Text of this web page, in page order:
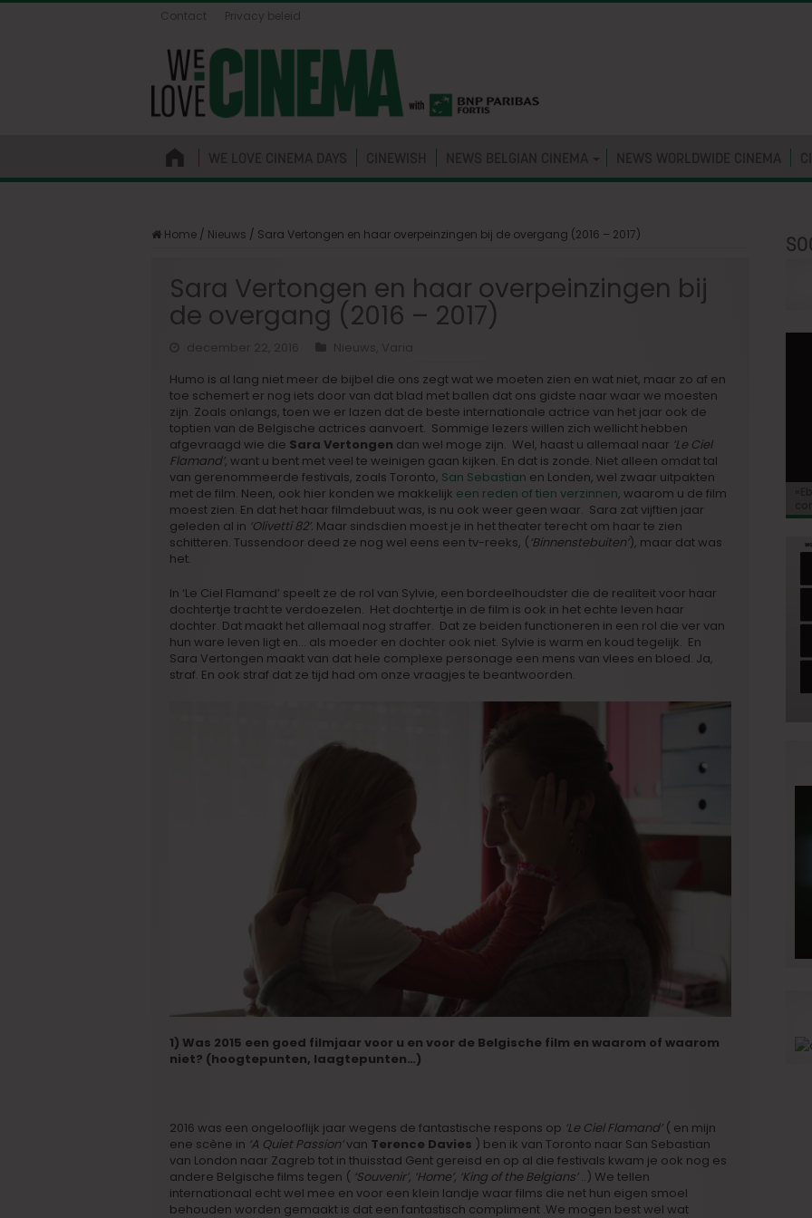
Contact Privacy beleid
WE LOVE CINEMA DAYS CINEWISH NEWS BELGIAN CINEMA NEWS WORLDWIDE CINEMA
Home / Nieuws / Sara Vertongen en haar overpeinzingen bij de overgang (2016 – 2017)
Sara Vertongen en haar overpeinzingen bij
de overgang (2016 – 2017)
Varia
Humo is al lang niet meer de bijbel die ons zegt wat we moeten zien en wat niet, maar zo af en
toe schemert er nog iets door van dat blad met ballen dat ons gidste naar waar we moesten
zijn. Zoals onlangs, toen we er lazen dat de beste internationale actrice van het jaar ook de
toptien van de Belgische actrices aanvoert. Sommige lezers willen zich wellicht hebben
afgevraagd wie die Sara Vertongen dan wel moge zijn. Wel, haast u allemaal naar ‘Le Ciel
Flamand’, want u bent met veel te weinigen gaan kijken. En dat is zonde. Niet alleen omdat tal
van gerenommeerde festivals, zoals Toronto, San Sebastian en Londen, wel zwaar uitpakten
met de film. Neen, ook hier konden we makkelijk een reden of tien verzinnen, waarom u de film
moest zien. En dat het haar filmdebuut was, is nu ook weer geen waar. Sara zat vijftien jaar
geleden al in ‘Olivetti 82’. Maar sindsdien moest je in het theater terecht om haar te zien
schitteren. Tussendoor deed ze nog wel eens een tv-reeks, (‘Binnenstebuiten’), maar dat was
het.
In ‘Le Ciel Flamand’ speelt ze de rol van Sylvie, een bordeelhoudster die de realiteit voor haar
dochtertje tracht te verdoezelen. Het dochtertje in de film is ook in het echte leven haar
dochter. Dat maakt het allemaal nog straffer. Dat ze beiden functioneren in een rol die ver van
hun ware leven ligt en… als moeder en dochter ook niet. Sylvie is warm en koud tegelijk. En
Sara Vertongen maakt van dat hele complexe personage een mens van vlees en bloed. Ja,
straf. En ook straf dat ze tijd had om onze vraagjes te beantwoorden.
1) Was 2015 een goed filmjaar voor u en voor de Belgische film en waarom of waarom
niet? (hoogtepunten, laagtepunten…)
2016 was een ongelooflijk jaar wegens de fantastische respons op ‘Le Ciel Flamand’( en mijn
ene scène in ‘A Quiet Passion’van Terence Davies ) ben ik van Toronto naar San Sebastian
van London naar Zagreb tot in thuisstad Gent gereisd en op al die festivals kwam je ook nog es
andere Belgische films tegen ( ‘Souvenir’, ‘Home’, ‘King of the Belgians’..) We tellen
internationaal echt wel mee en voor een klein landje waar films die net hun eigen smoel
behouden worden gemaakt is dat een fantastisch compliment .We mogen best wel wat
de